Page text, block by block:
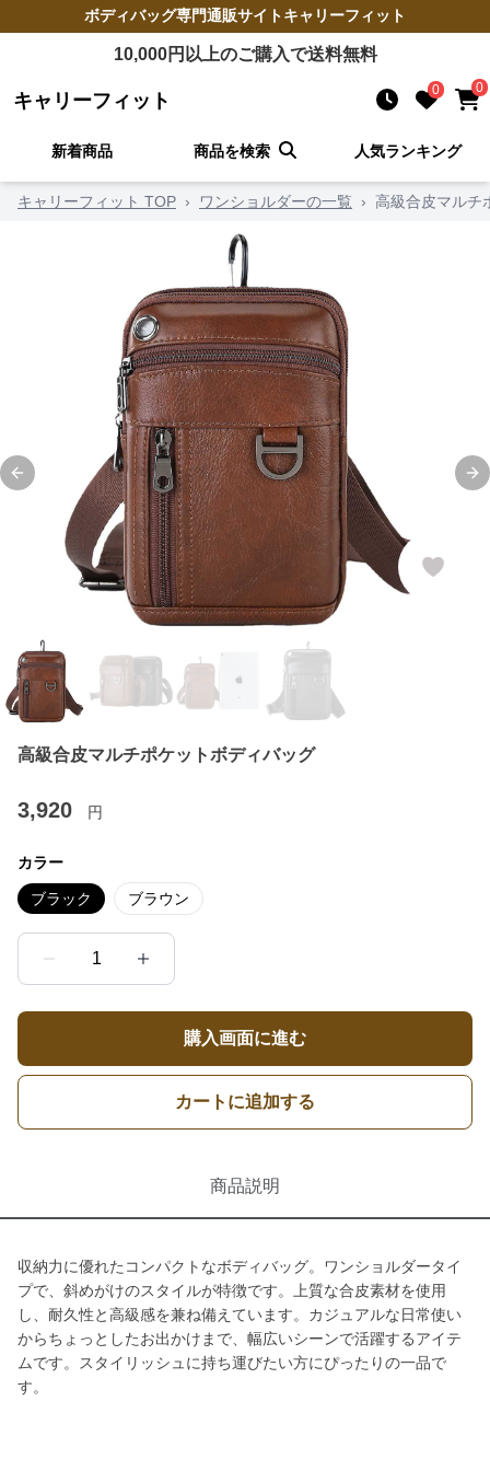
ボディバッグ専門通販サイトキャリーフィット
10,000円以上のご購入で送料無料
キャリーフィット 0 0
新着商品 商品を検索 人気ランキング
キャリーフィット TOP › ワンショルダーの一覧 › 高級合皮マルチ
Previous slide
高級合皮マルチポケットボディバッグ
3,920 円
カラー
ブラック ブラウン
1
購入画面に進む
カートに追加する
商品説明
収納力に優れたコンパクトなボディバッグ。ワンショルダータイ
プで、斜めがけのスタイルが特徴です。上質な合皮素材を使用
し、耐久性と高級感を兼ね備えています。カジュアルな日常使い
からちょっとしたお出かけまで、幅広いシーンで活躍するアイテ
ムです。スタイリッシュに持ち運びたい方にぴったりの一品で
す。